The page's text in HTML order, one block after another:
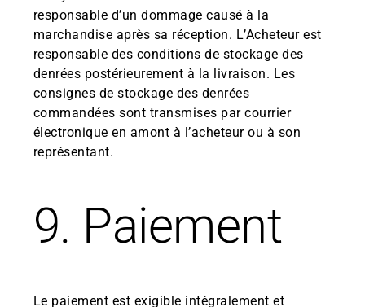
responsable d’un dommage causé à la
marchandise après sa réception. L’Acheteur est
responsable des conditions de stockage des
denrées postérieurement à la livraison. Les
consignes de stockage des denrées
commandées sont transmises par courrier
électronique en amont à l’acheteur ou à son
représentant.
9. Paiement
Le paiement est exigible intégralement et